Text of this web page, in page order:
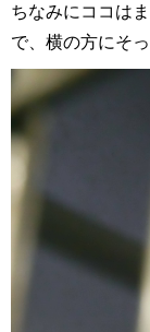
ちなみにココは
で、横の方にそ